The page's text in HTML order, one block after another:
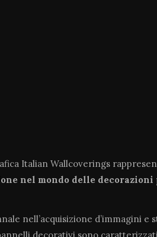
Italian Wallcoverings
nel mondo delle decorazioni
nell’acquisizione d’immagini e
decorativi sono